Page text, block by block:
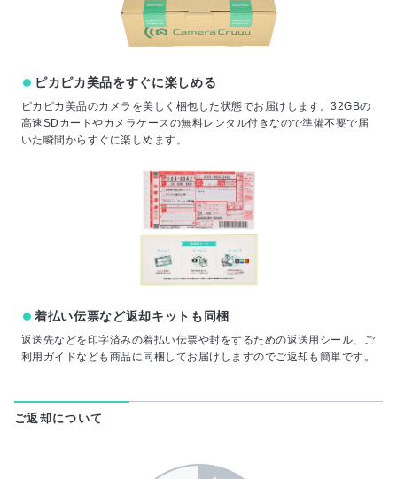
ピカピカ美品をすぐに楽しめる
ピカピカ美品のカメラを美しく梱包した状態でお届けします。32GBの
高速SDカードやカメラケースの無料レンタル付きなので準備不要で届
いた瞬間からすぐに楽しめます。
着払い伝票など返却キットも同梱
返送先などを印字済みの着払い伝票や封をするための返送用シール、ご
利用ガイドなども商品に同梱してお届けしますのでご返却も簡単です。
ご返却について